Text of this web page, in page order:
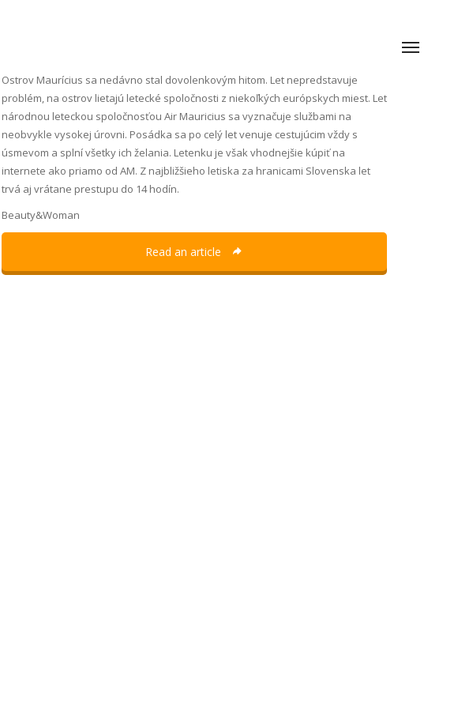
Ostrov Maurícius sa nedávno stal dovolenkovým hitom. Let nepredstavuje
problém, na ostrov lietajú letecké spoločnosti z niekoľkých európskych miest. Let
národnou leteckou spoločnosťou Air Mauricius sa vyznačuje službami na
neobvykle vysokej úrovni. Posádka sa po celý let venuje cestujúcim vždy s
úsmevom a splní všetky ich želania. Letenku je však vhodnejšie kúpiť na
internete ako priamo od AM. Z najbližšieho letiska za hranicami Slovenska let
trvá aj vrátane prestupu do 14 hodín.
Beauty&Woman
Read an article